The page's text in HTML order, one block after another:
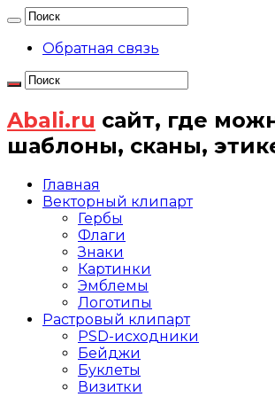
Обратная связь
Abali.ru сайт, где
шаблоны, сканы,
Главная
Векторный клипарт
Гербы
Флаги
Знаки
Картинки
Эмблемы
Логотипы
Растровый клипарт
PSD-исходники
Бейджи
Буклеты
Визитки